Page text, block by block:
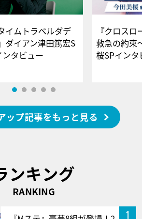
イムトラベルダデ
ダイアン津田篤宏S
ンタビュー
『クロス
救急の約束
桜SPイ
ップ記事をもっと見る
ンキング
RANKING
1